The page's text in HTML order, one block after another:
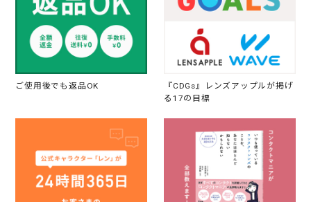
ご使用後でも返品OK
『CDGs』レンズアップルが掲げ
る17の目標